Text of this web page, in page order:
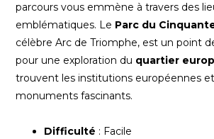
parcours vous emmène à travers des
emblématiques. Le Parc du
célèbre Arc de Triomphe, est un point
pour une exploration du quartier
trouvent les institutions européennes
monuments fascinants.
Difficulté : Facile